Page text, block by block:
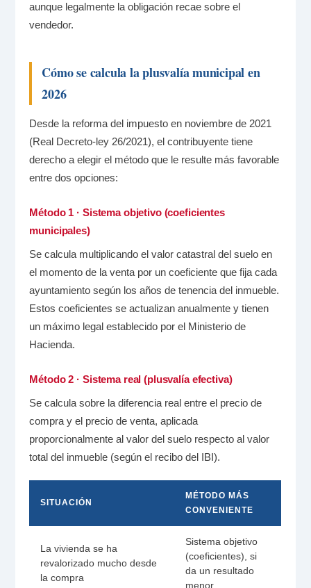
aunque legalmente la obligación recae sobre el
vendedor.
Cómo se calcula la plusvalía municipal en
2026
Desde la reforma del impuesto en noviembre de 2021
(Real Decreto-ley 26/2021), el contribuyente tiene
derecho a elegir el método que le resulte más favorable
entre dos opciones:
Método 1 · Sistema objetivo (coeficientes
municipales)
Se calcula multiplicando el valor catastral del suelo en
el momento de la venta por un coeficiente que fija cada
ayuntamiento según los años de tenencia del inmueble.
Estos coeficientes se actualizan anualmente y tienen
un máximo legal establecido por el Ministerio de
Hacienda.
Método 2 · Sistema real (plusvalía efectiva)
Se calcula sobre la diferencia real entre el precio de
compra y el precio de venta, aplicada
proporcionalmente al valor del suelo respecto al valor
total del inmueble (según el recibo del IBI).
SITUACIÓN
MÉTODO MÁS
CONVENIENTE
La vivienda se ha
revalorizado mucho desde
la compra
Sistema objetivo
(coeficientes), si
da un resultado
menor